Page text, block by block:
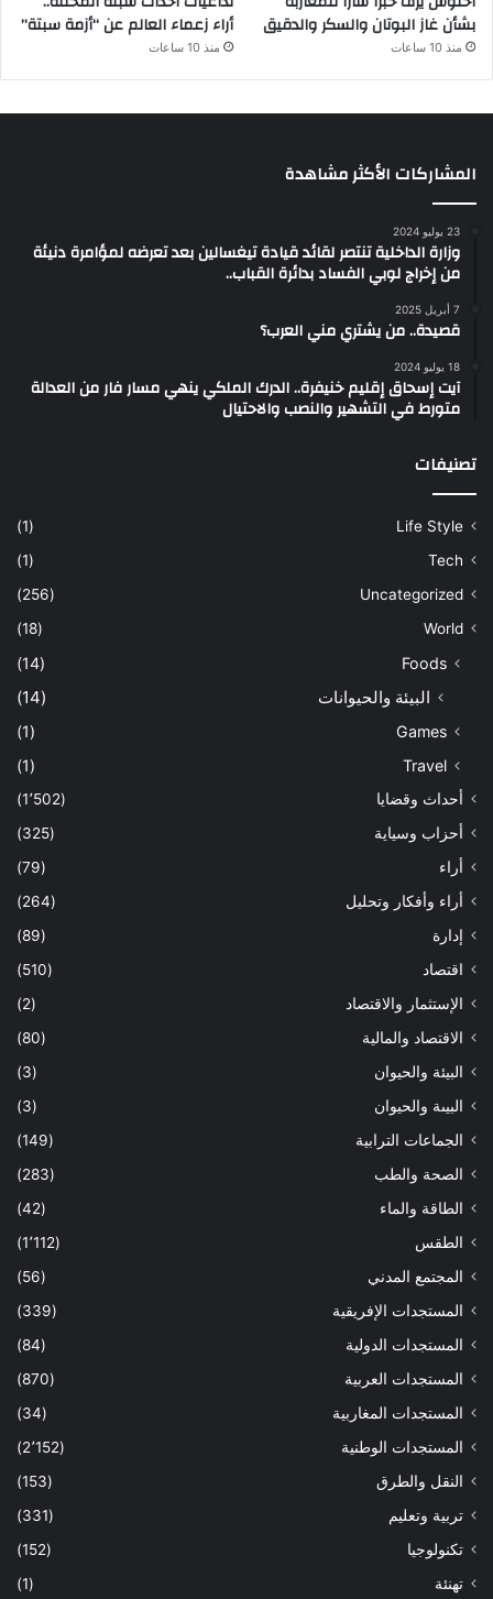
بشأن غاز البوتان والسكر والدقيق
منذ 10 ساعات
أراء زعماء العالم عن “أزمة سبتة”
منذ 10 ساعات
المشاركات الأكثر مشاهدة
23 يوليو 2024
وزارة الداخلية تنتصر لقائد قيادة تيغسالين بعد تعرضه لمؤامرة دنيئة
من إخراج لوبي الفساد بدائرة القباب..
7 أبريل 2025
قصيدة.. من يشتري مني العرب؟
18 يوليو 2024
آيت إسحاق إقليم خنيفرة.. الدرك الملكي ينهي مسار فار من العدالة
متورط في التشهير والنصب والاحتيال
تصنيفات
Life Style
(1)
Tech
(1)
Uncategorized
(256)
World
(18)
Foods
(14)
البيئة والحيوانات (14)
Games
(1)
Travel
(1)
أحداث وقضايا
(1٬502)
أحزاب وسياية
(325)
أراء
(79)
أراء وأفكار وتحليل
(264)
إدارة
(89)
اقتصاد
(510)
الإستثمار والاقتصاد
(2)
الاقتصاد والمالية
(80)
البيئة والحيوان
(3)
البيىة والحيوان
(3)
الجماعات الترابية
(149)
الصحة والطب
(283)
الطاقة والماء
(42)
الطقس
(1٬112)
المجتمع المدني
(56)
المستجدات الإفريقية
(339)
المستجدات الدولية
(84)
المستجدات العربية
(870)
المستجدات المغاربية
(34)
المستجدات الوطنية
(2٬152)
النقل والطرق
(153)
تربية وتعليم
(331)
تكنولوجيا
(152)
تهنئة
(1)